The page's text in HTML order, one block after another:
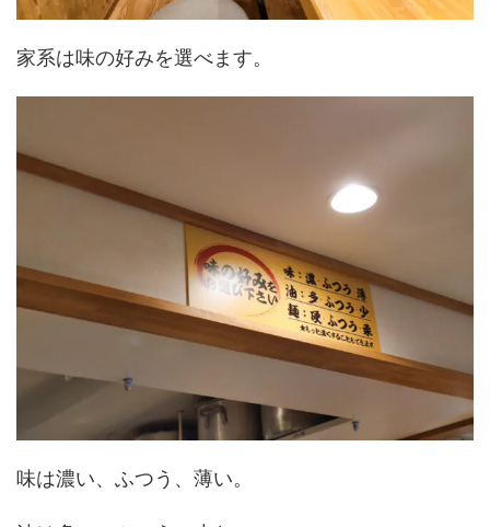
家系は味の好みを選べます。
味は濃い、ふつう、薄い。